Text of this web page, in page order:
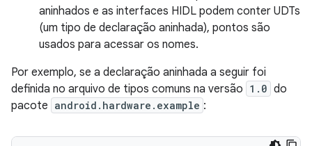
aninhados e as interfaces HIDL podem conter UDTs
(um tipo de declaração aninhada), pontos são
usados para acessar os nomes.
Por exemplo, se a declaração aninhada a seguir foi
definida no arquivo de tipos comuns na versão 1.0 do
pacote android.hardware.example :